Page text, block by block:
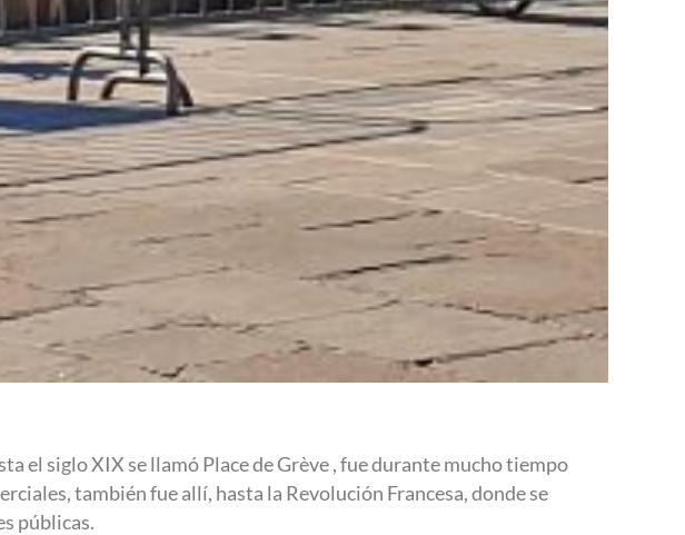
el siglo XIX se llamó Place de Grève , fue durante mucho tiempo
también fue allí, hasta la Revolución Francesa, donde se
públicas.